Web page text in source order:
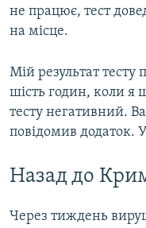
не працює, тест
на місце.
Мій результат
шість годин, коли я
тесту негативний.
повідомив додаток.
Назад до
Через тиждень